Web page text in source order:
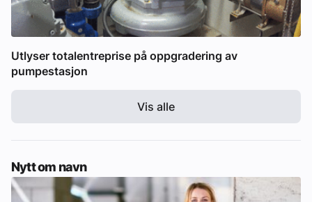
Utlyser totalentreprise på oppgradering av
pumpestasjon
Vis alle
Nytt om navn